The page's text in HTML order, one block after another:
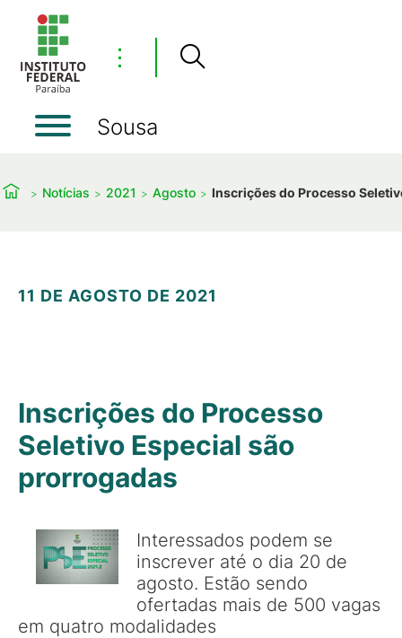
⋮
Sousa
Notícias 2021 Agosto Inscrições do Processo
11 DE AGOSTO DE 2021
Inscrições do Processo
Seletivo Especial são
prorrogadas
Interessados podem se
inscrever até o dia 20 de
agosto. Estão sendo
ofertadas mais de 500 vagas
em quatro modalidades